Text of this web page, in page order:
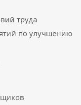
труда
по улучшению